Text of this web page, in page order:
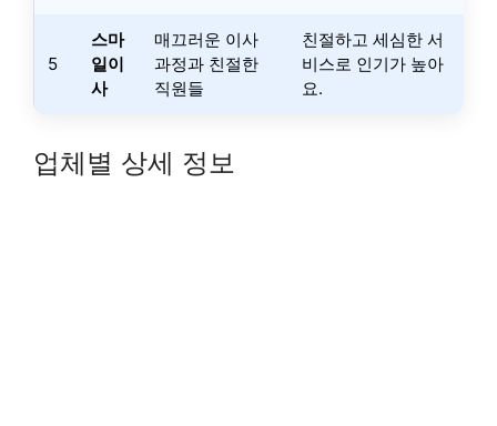
5
스마
일이
사
매끄러운 이사
과정과 친절한
직원들
친절하고 세심한 서
비스로 인기가 높아
요.
업체별 상세 정보